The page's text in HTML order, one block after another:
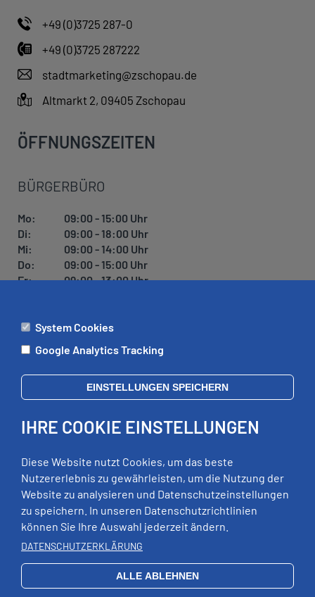
+49 (0)3725 287-0
+49 (0)3725 287222
stadtmarketing@zschopau.de
Altmarkt 2, 09405 Zschopau
ÖFFNUNGSZEITEN
BÜRGERBÜRO
Mo:
09:00 - 15:00 Uhr
Di:
09:00 - 18:00 Uhr
Mi:
09:00 - 14:00 Uhr
Do:
09:00 - 15:00 Uhr
Fr:
09:00 - 13:00 Uhr
ÄMTER
Di:
09:00 - 12:00 Uhr, 13:00 - 18:00 Uhr
Mi:
geschlossen
Fr:
09:00 - 12:00 Uhr
RECHTLICHES
Impressum
Datenschutz
Erklärung zur Barrierefreiheit
System Cookies
Google Analytics Tracking
EINSTELLUNGEN SPEICHERN
IHRE COOKIE EINSTELLUNGEN
Diese Website nutzt Cookies, um das beste
Nutzererlebnis zu gewährleisten, um die Nutzung der
Website zu analysieren und Datenschutzeinstellungen
zu speichern. In unseren Datenschutzrichtlinien
können Sie Ihre Auswahl jederzeit ändern.
DATENSCHUTZERKLÄRUNG
ALLE ABLEHNEN